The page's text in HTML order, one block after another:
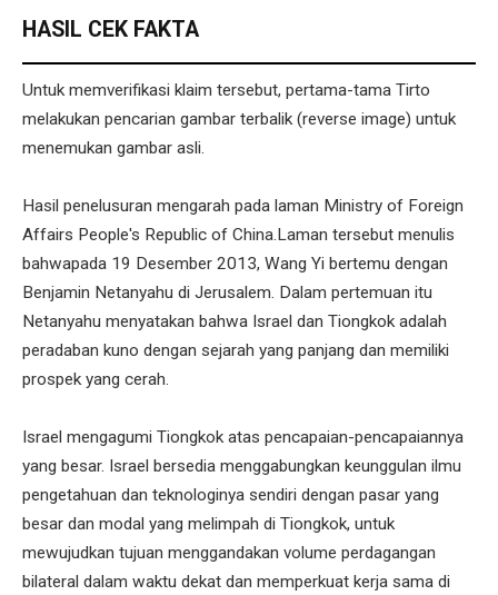
HASIL CEK FAKTA
Untuk memverifikasi klaim tersebut, pertama-tama Tirto
melakukan pencarian gambar terbalik (reverse image) untuk
menemukan gambar asli.
Hasil penelusuran mengarah pada laman Ministry of Foreign
Affairs People's Republic of China.Laman tersebut menulis
bahwapada 19 Desember 2013, Wang Yi bertemu dengan
Benjamin Netanyahu di Jerusalem. Dalam pertemuan itu
Netanyahu menyatakan bahwa Israel dan Tiongkok adalah
peradaban kuno dengan sejarah yang panjang dan memiliki
prospek yang cerah.
Israel mengagumi Tiongkok atas pencapaian-pencapaiannya
yang besar. Israel bersedia menggabungkan keunggulan ilmu
pengetahuan dan teknologinya sendiri dengan pasar yang
besar dan modal yang melimpah di Tiongkok, untuk
mewujudkan tujuan menggandakan volume perdagangan
bilateral dalam waktu dekat dan memperkuat kerja sama di